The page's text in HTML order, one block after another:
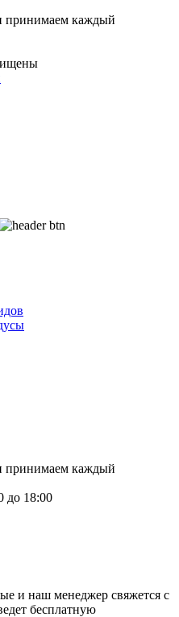
принимаем каждый
принимаем каждый
18:00
и наш менеджер свяжется с
бесплатную